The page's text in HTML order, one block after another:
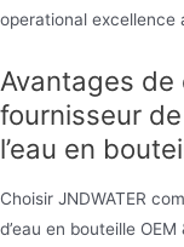
operational excellence
Avantages de
fournisseur
l’eau en
Choisir JNDWATER
d’eau en bouteille